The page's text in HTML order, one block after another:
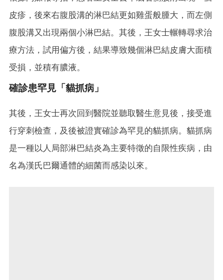
皮疹，後來右腹股溝的淋巴結更如雞蛋般腫大，而左側
腹股溝又出現兩個小淋巴結。其後，王女士輾轉尋求治
療方法，試用偏方後，結果導致幾個淋巴結皮膚大面積
受損，並積有膿液。
確診患罕見「貓抓病」
其後，王女士再次回到醫院並聽取醫生意見後，接受進
行穿刺檢查，及後被證實確診為罕見的貓抓病。貓抓病
是一種以人局部淋巴結炎為主要特徵的自限性疾病，由
名為漢氏巴爾通體的細菌而感染以來。